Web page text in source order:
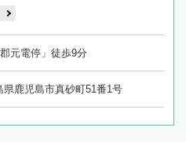
元電停」徒歩9分
県鹿児島市真砂町51番1号